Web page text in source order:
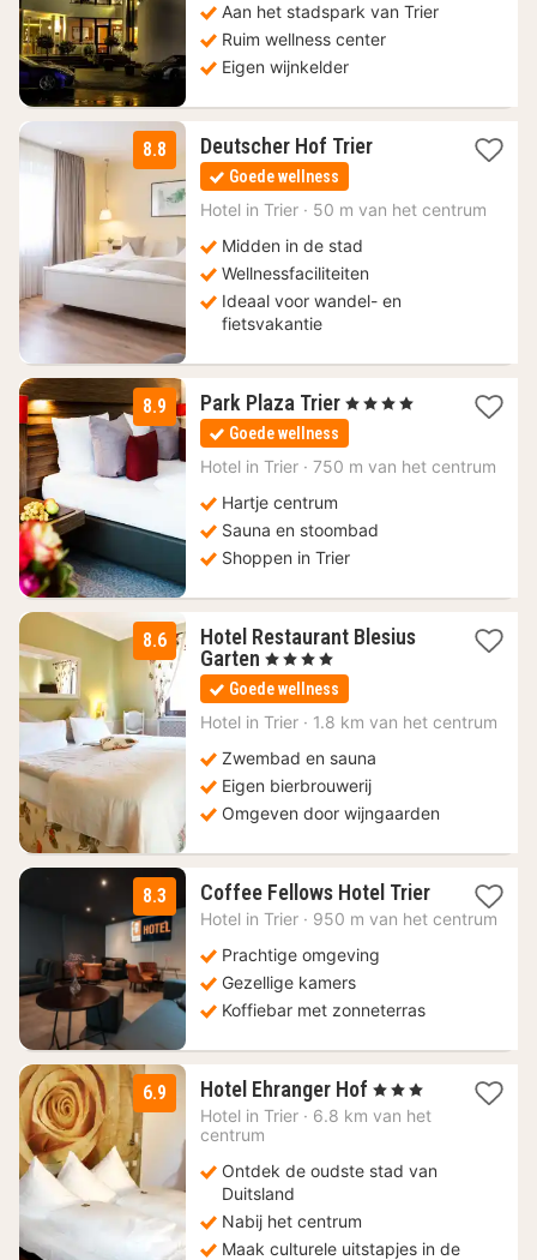
Aan het stadspark van Trier
Ruim wellness center
Eigen wijnkelder
8.8 Deutscher Hof Trier3
114,01
Goede wellness
Hotel in Trier · 50 m van het centrum
Midden in de stad
Wellnessfaciliteiten
Ideaal voor wandel- en
fietsvakantie
8.9 Park Plaza Trier 1
nacht
vanaf
182,60
, 4 Sterren
Goede wellness
Hotel in Trier · 750 m van het centrum
Hartje centrum
Sauna en stoombad
Shoppen in Trier
8.6
Hotel Restaurant Blesius
Garten 1
nacht
vanaf
141,44
, 4 Sterren
Goede wellness
Hotel in Trier · 1.8 km van het centrum
Zwembad en sauna
Eigen bierbrouwerij
Omgeven door wijngaarden
8.3 Coffee Fellows Hotel Trier1
nacht
Hotel in Trier · 950 m van het centrum
Prachtige omgeving
Gezellige kamers
Koffiebar met zonneterras
6.9 Hotel Ehranger Hof 1
nacht
€
, 3 Sterren
Hotel in Trier · 6.8 km van het
centrum
Ontdek de oudste stad van
Duitsland
Nabij het centrum
Maak culturele uitstapjes in de